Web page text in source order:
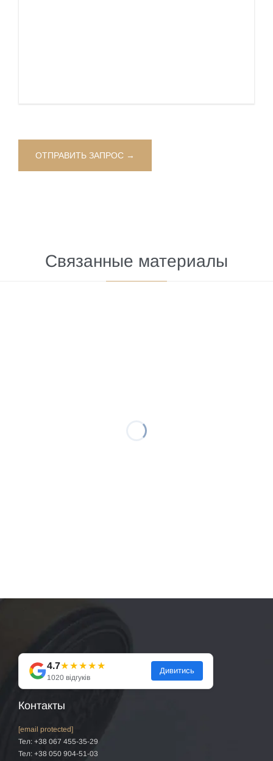
Связанные материалы
4.7★★★★★
1020 відгуків
Дивитись
Контакты
[email protected]
Тел: +38 067 455-35-29
Тел: +38 050 904-51-03